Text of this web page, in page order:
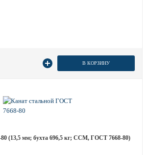
В КОРЗИНУ
80 (13,5 мм; бухта 696,5 кг; ССМ, ГОСТ 7668-80)